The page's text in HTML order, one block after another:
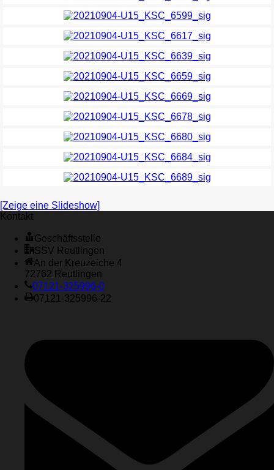
[Zeige eine Slideshow]
Kontakt
Geschäftsstelle
SSV Reutlingen
An der Kreuzeiche 4
72762 Reutlingen
07121-325996-0
07121-325996-22